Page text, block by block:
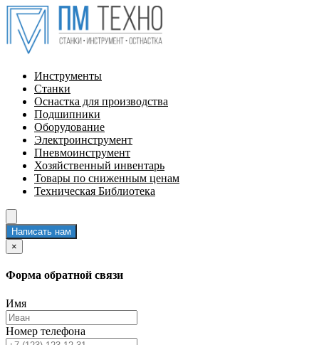
Инструменты
Станки
Оснастка для производства
Подшипники
Оборудование
Электроинструмент
Пневмоинструмент
Хозяйственный инвентарь
Товары по сниженным ценам
Техническая Библиотека
Написать нам
×
Форма обратной связи
Имя
Номер телефона